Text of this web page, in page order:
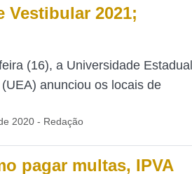
Vestibular 2021;
(16), a Universidade Estadual
anunciou os locais de
2020 - Redação
pagar multas, IPVA